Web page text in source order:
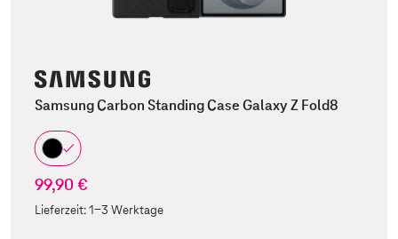
Samsung Carbon Standing Case Galaxy Z Fold8
99,90 €
Lieferzeit:1-3 Werktage